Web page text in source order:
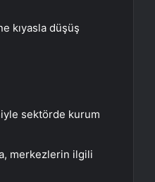
kıyasla düşüş
sektörde kurum
merkezlerin ilgili